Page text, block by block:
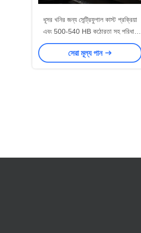
ধূসর খনির জন্য সেন্ট্রিফুগাল কাস্ট প্রক্রিয়া
এবং 500-540 HB কঠোরতা সহ পরিধান
প্রতিরোধী কাস্টিংস ব্লো বার
সেরা মূল্য পান